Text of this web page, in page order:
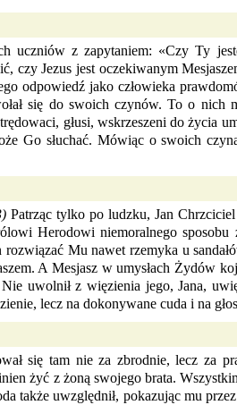
uczniów z zapytaniem: «Czy Ty
czy Jezus jest oczekiwanym
odpowiedź jako człowieka
się do swoich czynów. To o
głusi, wskrzeszeni do życia
Go słuchać. Mówiąc o swoich
Patrząc tylko po ludzku, Jan Chrzciciel
Herodowi niemoralnego
Mu nawet rzemyka u
A Mesjasz w umysłach Żydów
uwolnił z więzienia jego, Jana,
lecz na dokonywane cuda i na
się tam nie za zbrodnie, lecz za
żyć z żoną swojego brata.
także uwzględnił, pokazując mu